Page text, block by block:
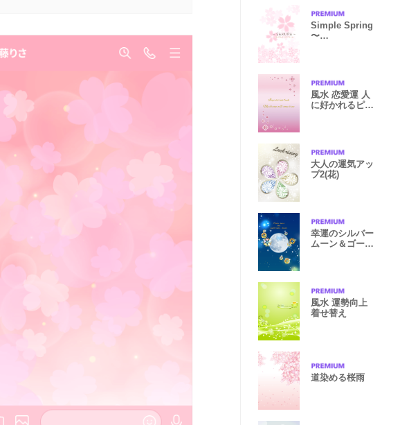
Simple Spring
〜
風水 恋愛運 人
に好かれるピン
大人の運気アッ
プ2(花)
幸運のシルバー
ムーン＆ゴール
風水 運勢向上
着せ替え
道染める桜雨